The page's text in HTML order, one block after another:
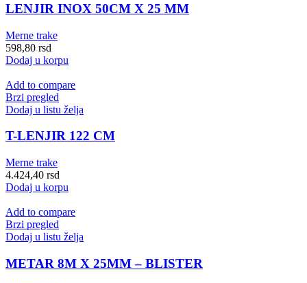
LENJIR INOX 50CM X 25 MM
Merne trake
598,80 rsd
Dodaj u korpu
Add to compare
Brzi pregled
Dodaj u listu želja
T-LENJIR 122 CM
Merne trake
4.424,40 rsd
Dodaj u korpu
Add to compare
Brzi pregled
Dodaj u listu želja
METAR 8M X 25MM – BLISTER